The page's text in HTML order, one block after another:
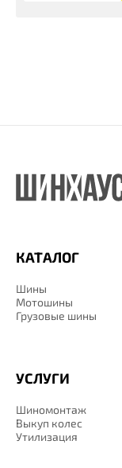
КАТАЛОГ
Шины
Мотошины
Грузовые шины
УСЛУГИ
Шиномонтаж
Выкуп колес
Утилизация